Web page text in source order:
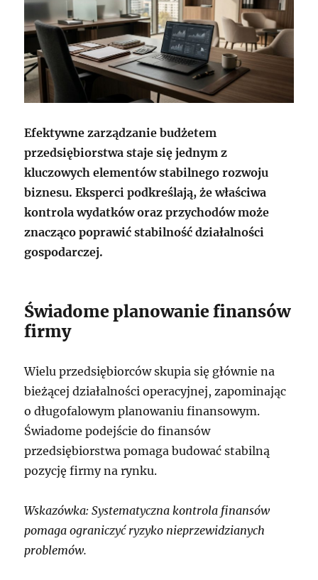
Efektywne zarządzanie budżetem
przedsiębiorstwa staje się jednym z
kluczowych elementów stabilnego rozwoju
biznesu. Eksperci podkreślają, że właściwa
kontrola wydatków oraz przychodów może
znacząco poprawić stabilność działalności
gospodarczej.
Świadome planowanie finansów
firmy
Wielu przedsiębiorców skupia się głównie na
bieżącej działalności operacyjnej, zapominając
o długofalowym planowaniu finansowym.
Świadome podejście do finansów
przedsiębiorstwa pomaga budować stabilną
pozycję firmy na rynku.
Wskazówka: Systematyczna kontrola finansów
pomaga ograniczyć ryzyko nieprzewidzianych
problemów.